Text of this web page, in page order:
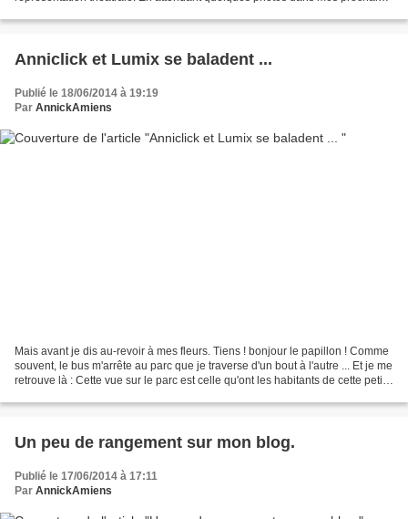
Anniclick et Lumix se baladent ...
Publié le 18/06/2014 à 19:19
Par AnnickAmiens
Mais avant je dis au-revoir à mes fleurs. Tiens ! bonjour le papillon ! Comme
souvent, le bus m'arrête au parc que je traverse d'un bout à l'autre ... Et je me
retrouve là : Cette vue sur le parc est celle qu'ont les habitants de cette petite
Un peu de rangement sur mon blog.
Publié le 17/06/2014 à 17:11
Par AnnickAmiens